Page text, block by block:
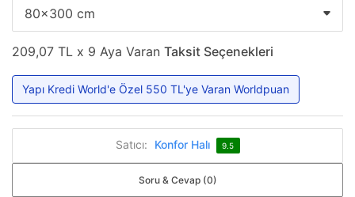
209,07 TL x 9 Aya Varan Taksit Seçenekleri
Yapı Kredi World'e Özel 550 TL'ye Varan Worldpuan
Satıcı: Konfor Halı 9.5
Soru & Cevap (0)